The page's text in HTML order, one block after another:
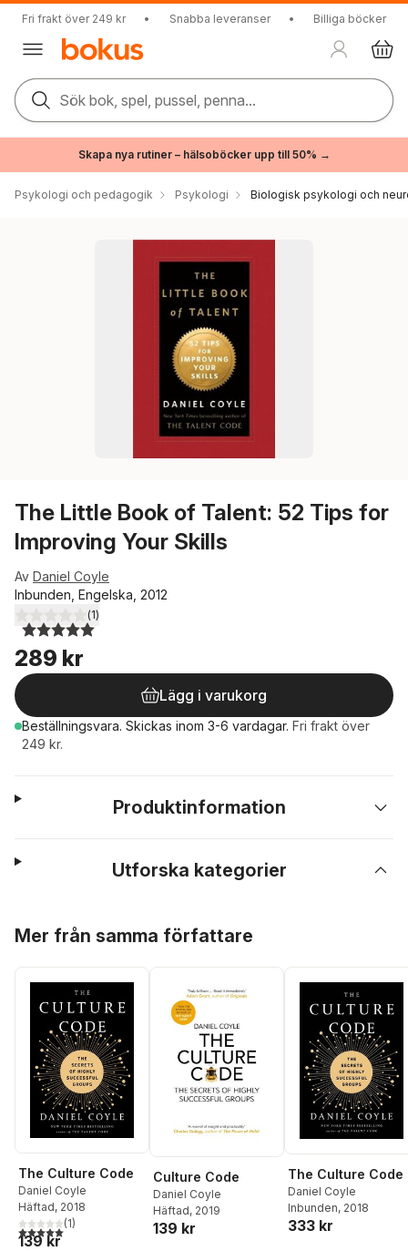
Fri frakt över 249 kr • Snabba leveranser • Billiga böcker
Sök bok, spel, pussel, penna...
Skapa nya rutiner – hälsoböcker upp till 50% →
Psykologi och pedagogik Psykologi Biologisk psykologi och
The Little Book of Talent: 52 Tips for
Improving Your Skills
Av Daniel Coyle
Inbunden, Engelska, 2012
5,0utav 5 stjärnor. Totalt antal röster:
(1)
289 kr
Lägg i varukorg
Beställningsvara. Skickas inom 3-6 vardagar. Fri frakt över
249 kr.
Produktinformation
Utforska kategorier
Mer från samma författare
The Culture Code
Daniel Coyle
Häftad, 2018
5,0utav 5 stjärnor. Totalt antal röster:
(1)
139 kr
Culture Code
Daniel Coyle
Häftad, 2019
139 kr
The Culture Code
Daniel Coyle
Inbunden, 2018
333 kr